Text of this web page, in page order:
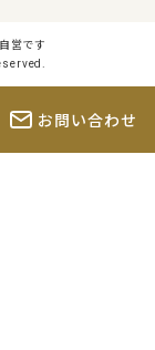
営です
お問い合わせ